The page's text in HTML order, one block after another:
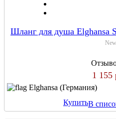
Шланг для душа Elghansa
New
1 155
Elghansa (Германия)
КупитьВ